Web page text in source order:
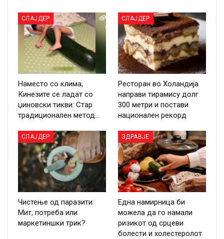
СЛАЈДЕР
Наместо со клима,
Кинезите се ладат со
џиновски тикви: Стар
традиционален метод…
СЛАЈДЕР
Ресторан во Холандија
направи тирамису долг
300 метри и постави
национален рекорд
СЛАЈДЕР
Чистење од паразити:
Мит, потреба или
маркетиншки трик?
ЗДРАВЈЕ
Една намирница би
можела да го намали
ризикот од срцеви
болести и холестеролот